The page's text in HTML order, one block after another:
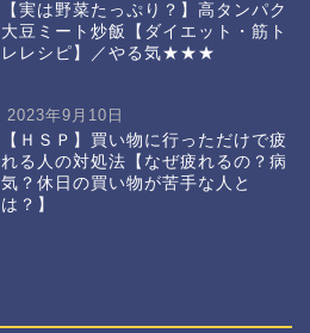
【実は野菜たっぷり？】高タンパク
大豆ミート炒飯【ダイエット・筋ト
レレシピ】／やる気★★★
2023年9月10日
【ＨＳＰ】買い物に行っただけで疲
れる人の対処法【なぜ疲れるの？病
気？休日の買い物が苦手な人と
は？】